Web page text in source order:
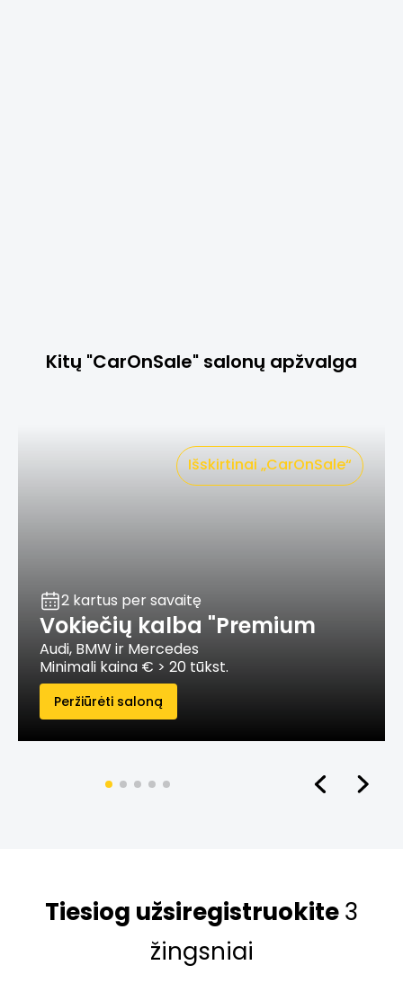
Kitų "CarOnSale" salonų apžvalga
Išskirtinai „CarOnSale“
2 kartus per savaitę
Vokiečių kalba "Premium
Audi, BMW ir Mercedes
Minimali kaina € > 20 tūkst.
Peržiūrėti saloną
Tiesiog užsiregistruokite3
žingsniai